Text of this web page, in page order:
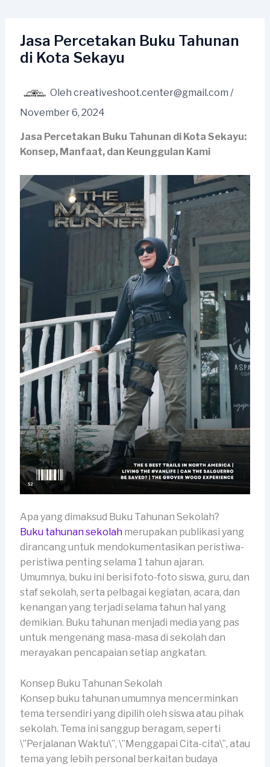
kontenJasa Percetakan Buku Tahunan
di Kota Sekayu
Oleh creativeshoot.center@gmail.com /
November 6, 2024
Jasa Percetakan Buku Tahunan di Kota Sekayu:
Konsep, Manfaat, dan Keunggulan Kami
Apa yang dimaksud Buku Tahunan Sekolah?
Buku tahunan sekolahmerupakan publikasi yang
dirancang untuk mendokumentasikan peristiwa-
peristiwa penting selama 1 tahun ajaran.
Umumnya, buku ini berisi foto-foto siswa, guru, dan
staf sekolah, serta pelbagai kegiatan, acara, dan
kenangan yang terjadi selama tahun hal yang
demikian. Buku tahunan menjadi media yang pas
untuk mengenang masa-masa di sekolah dan
merayakan pencapaian setiap angkatan.
Konsep Buku Tahunan Sekolah
Konsep buku tahunan umumnya mencerminkan
tema tersendiri yang dipilih oleh siswa atau pihak
sekolah. Tema ini sanggup beragam, seperti
\”Perjalanan Waktu\”, \”Menggapai Cita-cita\”, atau
tema yang lebih personal berkaitan budaya